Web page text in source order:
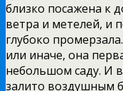
близко посажена к
ветра и метелей, и
глубоко
или иначе, она
небольшом саду. И
залито воздушным